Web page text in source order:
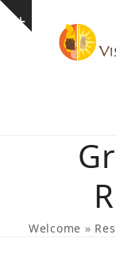
Skip
Show
Welcome »